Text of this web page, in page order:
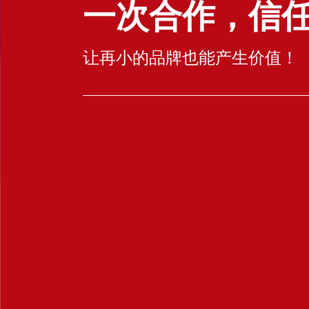
一次合作，信
让再小的品牌也能产生价值！